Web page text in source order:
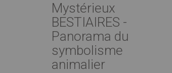
Mystérieux
BESTIAIRES -
Panorama du
symbolisme
animalier